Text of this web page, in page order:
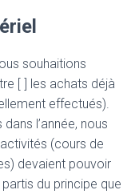
souhaitions
[ ] les achats déjà
effectués).
l’année, nous
(cours de
devaient pouvoir
du principe que